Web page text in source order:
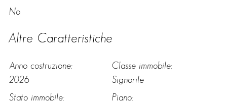
No
Altre Caratteristiche
Anno costruzione:
2026
Classe immobile:
Signorile
Stato immobile:
Piano: